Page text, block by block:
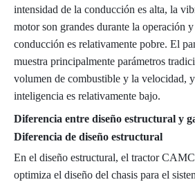
intensidad de la conducción es alta, la
motor son grandes durante la operación
conducción es relativamente pobre. El
muestra principalmente parámetros
volumen de combustible y la velocidad,
inteligencia es relativamente bajo.
Diferencia entre diseño estructural y
Diferencia de diseño estructural
En el diseño estructural, el tractor
optimiza el diseño del chasis para el